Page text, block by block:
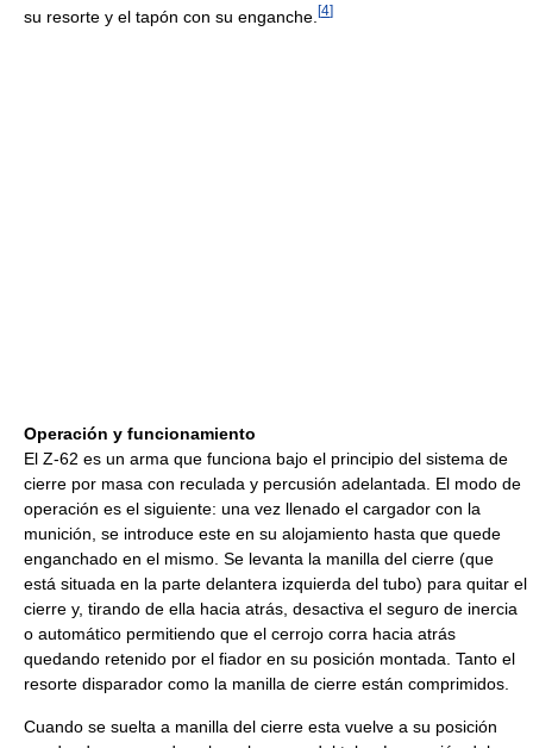
su resorte y el tapón con su enganche. [4]
Operación y funcionamiento
El Z-62 es un arma que funciona bajo el principio del sistema de
cierre por masa con reculada y percusión adelantada. El modo de
operación es el siguiente: una vez llenado el cargador con la
munición, se introduce este en su alojamiento hasta que quede
enganchado en el mismo. Se levanta la manilla del cierre (que
está situada en la parte delantera izquierda del tubo) para quitar el
cierre y, tirando de ella hacia atrás, desactiva el seguro de inercia
o automático permitiendo que el cerrojo corra hacia atrás
quedando retenido por el fiador en su posición montada. Tanto el
resorte disparador como la manilla de cierre están comprimidos.
Cuando se suelta a manilla del cierre esta vuelve a su posición